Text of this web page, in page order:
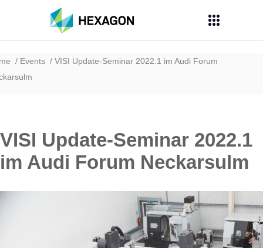
Events
VISI Update-Seminar 2022.1 im Audi Forum
VISI Update-Seminar 2022.1
im Audi Forum Neckarsulm